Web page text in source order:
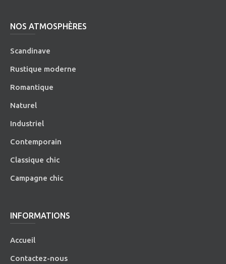
NOS ATMOSPHÈRES
Scandinave
Rustique moderne
Romantique
Naturel
Industriel
Contemporain
Classique chic
Campagne chic
INFORMATIONS
Accueil
Contactez-nous